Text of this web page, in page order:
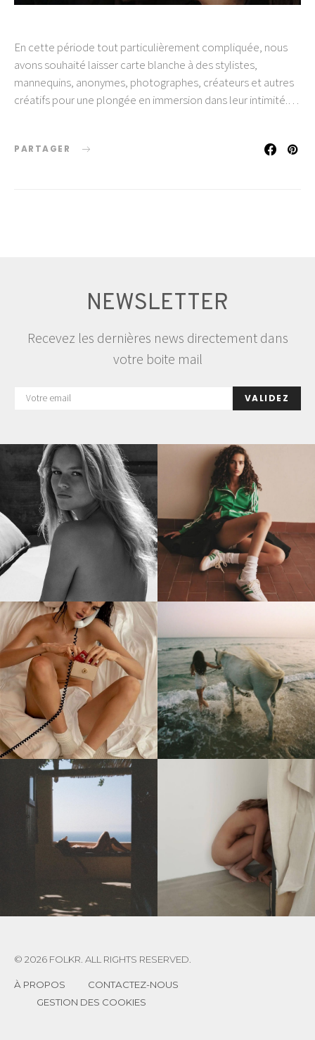
En cette période tout particulièrement compliquée, nous
avons souhaité laisser carte blanche à des stylistes,
mannequins, anonymes, photographes, créateurs et autres
créatifs pour une plongée en immersion dans leur intimité.…
PARTAGER
NEWSLETTER
Recevez les dernières news directement dans
votre boite mail
VALIDEZ
© 2026 FOLKR. ALL RIGHTS RESERVED.
À PROPOS
CONTACTEZ-NOUS
GESTION DES COOKIES